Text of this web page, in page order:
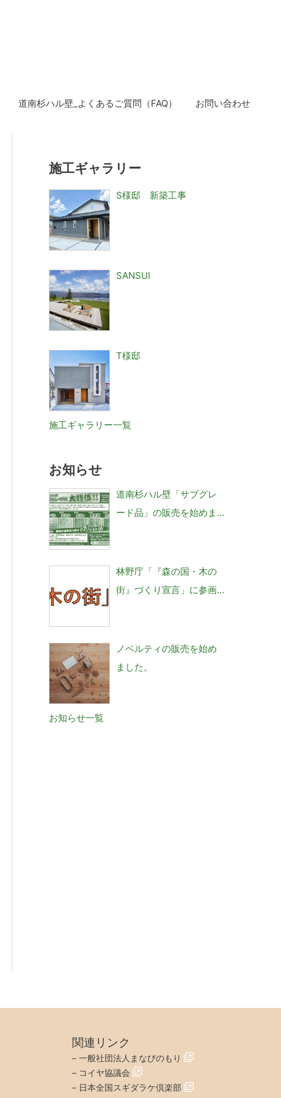
道南杉ハル壁_よくあるご質問（FAQ） お問い合わせ
施工ギャラリー
S様邸 新築工事
SANSUI
T様邸
施工ギャラリー一覧
お知らせ
道南杉ハル壁「サブグレ
ード品」の販売を始めま
林野庁「『森の国・木の
街』づくり宣言」に参画
ノベルティの販売を始め
ました。
お知らせ一覧
関連リンク
– 一般社団法人まなびのもり
– コイヤ協議会
– 日本全国スギダラケ倶楽部